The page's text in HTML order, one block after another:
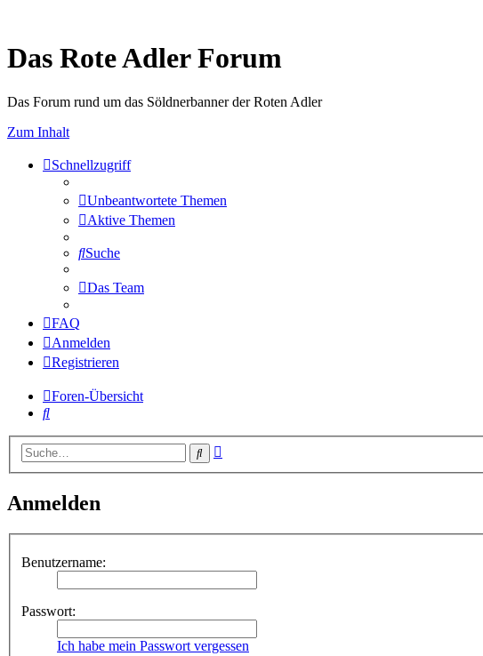
Das Rote Adler Forum
Das Forum rund um das Söldnerbanner der Roten Adler
Zum Inhalt
Schnellzugriff
Unbeantwortete Themen
Aktive Themen
Suche
Das Team
FAQ
Anmelden
Registrieren
Foren-Übersicht
Suche
Suche
Anmelden
Benutzername:
Passwort:
Ich habe mein Passwort vergessen